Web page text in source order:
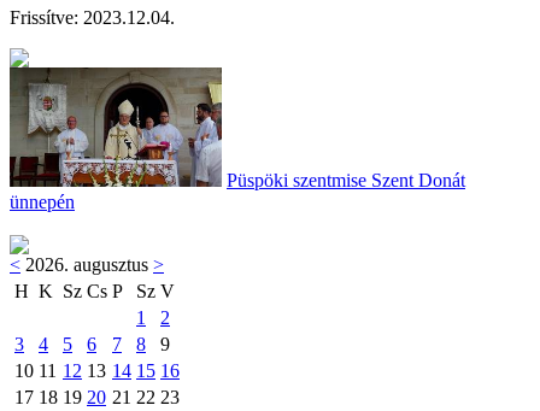
Frissítve: 2023.12.04.
Püspöki szentmise Szent Donát
ünnepén
< 2026. augusztus >
H K Sz Cs P Sz V
1
2
3
4 5 6 7 8
9
10 11 12 13 14 15 16
17 18 19 20 21 22 23